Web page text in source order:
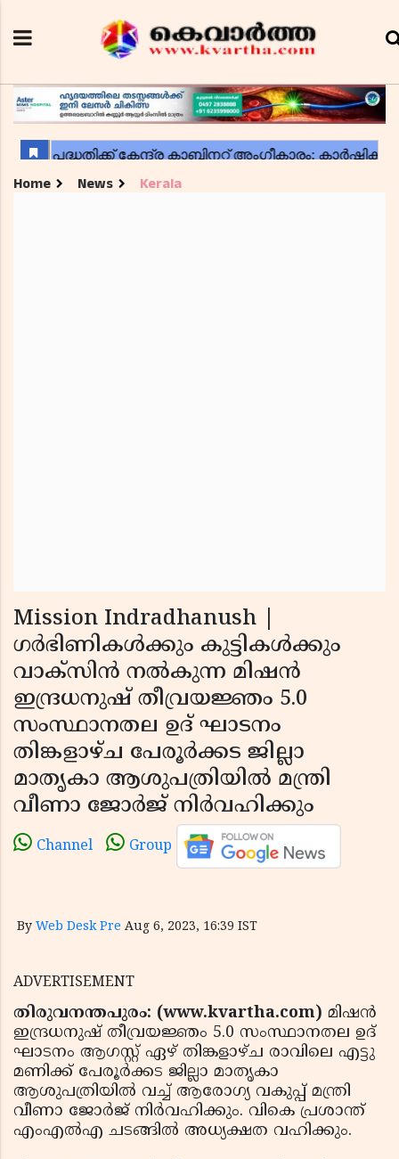
Home News Kerala
Mission Indradhanush |
ഗര്‍ഭിണികള്‍ക്കും കുട്ടികള്‍ക്കും
വാക്‌സിന്‍ നല്‍കുന്ന മിഷന്‍
ഇന്ദ്രധനുഷ് തീവ്രയജ്ഞം 5.0
സംസ്ഥാനതല ഉദ് ഘാടനം
തിങ്കളാഴ്ച പേരൂര്‍ക്കട ജില്ലാ
മാതൃകാ ആശുപത്രിയില്‍ മന്ത്രി
വീണാ ജോര്‍ജ് നിര്‍വഹിക്കും
Channel Group
By Web Desk Pre Aug 6, 2023, 16:39 IST
ADVERTISEMENT
തിരുവനന്തപുരം: (www.kvartha.com) മിഷന്‍
ഇന്ദ്രധനുഷ് തീവ്രയജ്ഞം 5.0 സംസ്ഥാനതല ഉദ്
ഘാടനം ആഗസ്റ്റ് ഏഴ് തിങ്കളാഴ്ച രാവിലെ എട്ടു
മണിക്ക് പേരൂര്‍ക്കട ജില്ലാ മാതൃകാ
ആശുപത്രിയില്‍ വച്ച് ആരോഗ്യ വകുപ്പ് മന്ത്രി
വീണാ ജോര്‍ജ് നിര്‍വഹിക്കും. വികെ പ്രശാന്ത്
എംഎല്‍എ ചടങ്ങില്‍ അധ്യക്ഷത വഹിക്കും.